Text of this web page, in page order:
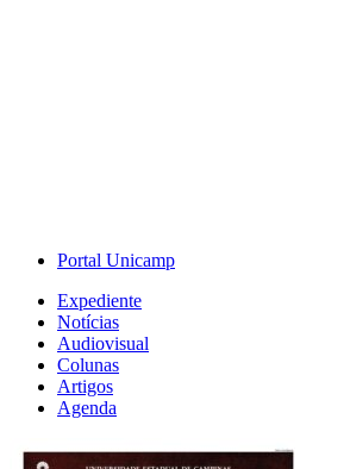
Portal Unicamp
Expediente
Notícias
Audiovisual
Colunas
Artigos
Agenda